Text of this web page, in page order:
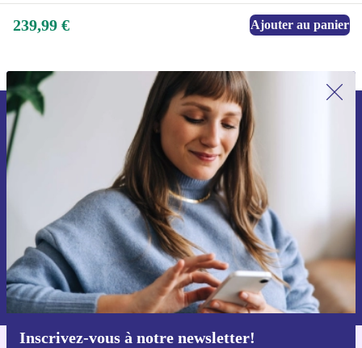
239,99 € Ajouter au panier
Inscrivez-vous à notre newsletter!
Recevoir offres et infos de refurbed
par mail
Ne manquez plus aucune offre.
S'inscrire
Retrouvez les informations sur l'utilisation des données personnelles
dans notrepolitique de confidentialité.